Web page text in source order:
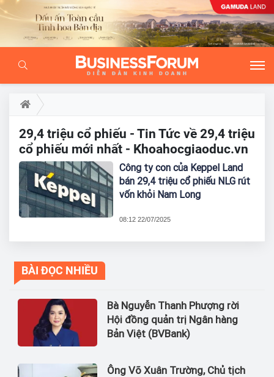
29,4 triệu cổ phiếu - Tin Tức về 29,4 triệu
cổ phiếu mới nhất - Khoahocgiaoduc.vn
Công ty con của Keppel Land
bán 29,4 triệu cổ phiếu NLG rút
vốn khỏi Nam Long
08:12 22/07/2025
BÀI ĐỌC NHIỀU
Bà Nguyễn Thanh Phượng rời
Hội đồng quản trị Ngân hàng
Bản Việt (BVBank)
Ông Võ Xuân Trường, Chủ tịch